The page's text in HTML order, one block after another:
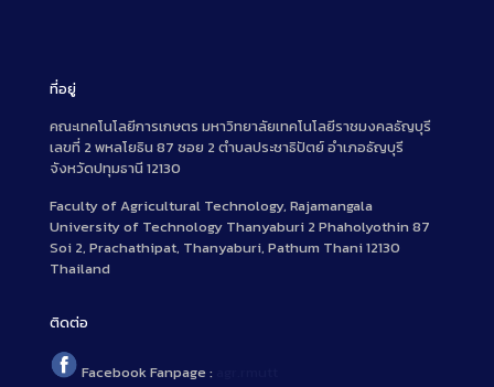
ที่อยู่
คณะเทคโนโลยีการเกษตร มหาวิทยาลัยเทคโนโลยีราชมงคลธัญบุรี
เลขที่ 2 พหลโยธิน 87 ซอย 2 ตำบลประชาธิปัตย์ อำเภอธัญบุรี
จังหวัดปทุมธานี 12130
Faculty of Agricultural Technology, Rajamangala
University of Technology Thanyaburi 2 Phaholyothin 87
Soi 2, Prachathipat, Thanyaburi, Pathum Thani 12130
Thailand
ติดต่อ
Facebook Fanpage :